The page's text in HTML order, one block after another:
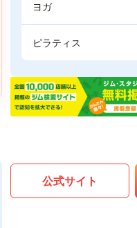
ヨガ
ピラティス
公式サイト